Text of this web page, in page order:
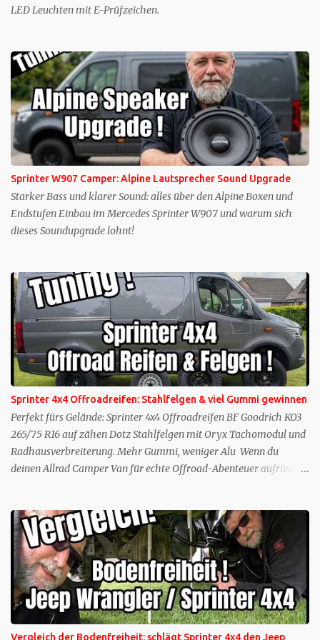
LED Leuchten mit E-Prüfzeichen.
Sprinter W907 Camper: Alpine Lautsprecher Sound Upgrade
Starker Bass und klarer Sound: alles über den Alpine Boxen und
Endstufen Einbau im Mercedes Sprinter W907 und warum sich
dieses Soundupgrade lohnt!
Sprinter 4x4 Offroadreifen: Stahlfelgen & viel Gummi gewinnen
Perfekt fürs Gelände: Sprinter 4x4 Offroadreifen BF Goodrich KO3
265/75 R16 auf zähen Dotz Stahlfelgen mit Oryx Tachomodul und
Radhausverbreiterung. Mehr Gummi, weniger Alu Wenn du
deinen Allrad Camper Van für echte Offroad-Abenteuer aufrüstest,
Schlamm oder auf spitzen Steinen wirklich weiter? Unser
Mercedes Benz Sprinter Kastenwagen Pro 419 CDI 4x4 ist mit
seinen satten 190 PS und einem zulässigen Gesamtgewicht von 4,1
Tonnen (in der geräumigen Ausführung L2 H2) ein absolutes
Traummobil. Die werksseitig montierten Continental 225/75 R16
Reifen auf Serienfelgen stießen abseits des Asphalts jedoch sofort
an ihre Grenzen. Wir brauchten ein radikales Upgrade – und
Vergleich der Bodenfreiheit: schlägt Sprinter 4x4 den Jeep